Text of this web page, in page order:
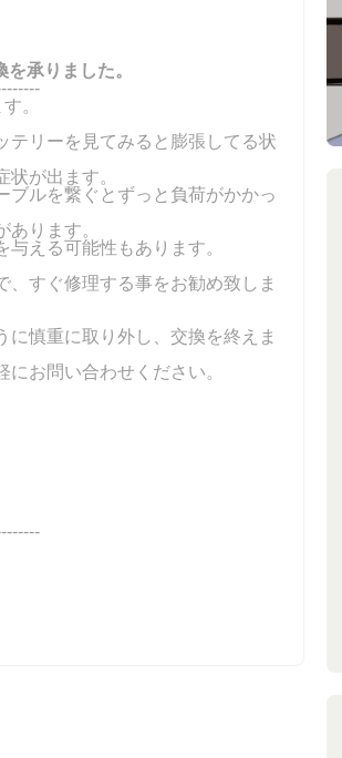
承りました。
。
テリーを見てみると膨張してる状
が出ます。
ブルを繋ぐとずっと負荷がかかっ
ります。
える可能性もあります。
すぐ修理する事をお勧め致しま
慎重に取り外し、交換を終えま
お問い合わせください。